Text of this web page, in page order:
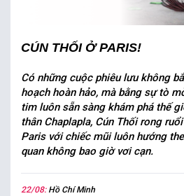
CÚN THỐI Ở PARIS!
Có những cuộc phiêu lưu không
hoạch hoàn hảo, mà bằng sự tò
tim luôn sẵn sàng khám phá thế
thân Chaplapla, Cún Thối rong
Paris với chiếc mũi luôn hướng
quan không bao giờ vơi cạn.
22/08: Hồ Chí Minh